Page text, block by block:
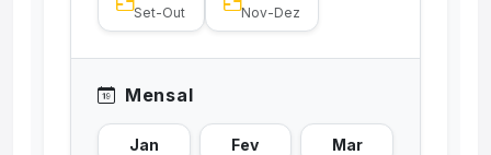
Set-Out Nov-Dez
Mensal
Jan Fev Mar